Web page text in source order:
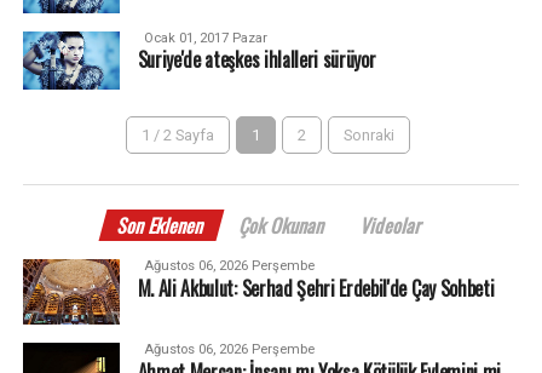
Ocak 01, 2017 Pazar
Suriye'de ateşkes ihlalleri sürüyor
1 / 2 Sayfa 1 2 Sonraki
Son Eklenen Çok Okunan Videolar
Ağustos 06, 2026 Perşembe
M. Ali Akbulut: Serhad Şehri Erdebil'de Çay Sohbeti
Ağustos 06, 2026 Perşembe